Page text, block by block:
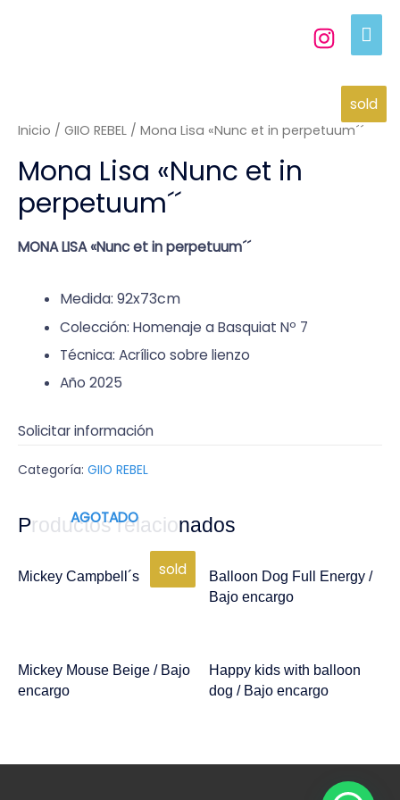
sold
Inicio / GIIO REBEL / Mona Lisa «Nunc et in perpetuum´´
Mona Lisa «Nunc et in
perpetuum´´
MONA LISA «Nunc et inperpetuum´´
Medida: 92x73cm
Colección: Homenaje a Basquiat Nº 7
Técnica: Acrílico sobre lienzo
Año 2025
Solicitar información
Categoría: GIIO REBEL
Productos relacionados
sold
AGOTADO
Mickey Campbell´s
Balloon Dog Full Energy /
Bajo encargo
Mickey Mouse Beige / Bajo
encargo
Happy kids with balloon
dog / Bajo encargo